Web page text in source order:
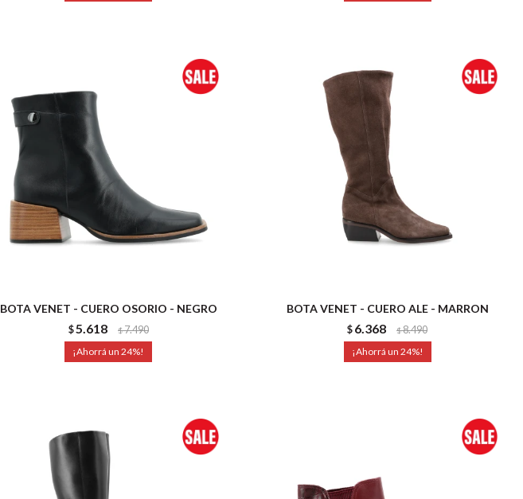
BOTA VENET - CUERO OSORIO - NEGRO
$5.618 $7.490
24
BOTA VENET - CUERO ALE - MARRON
$6.368 $8.490
24